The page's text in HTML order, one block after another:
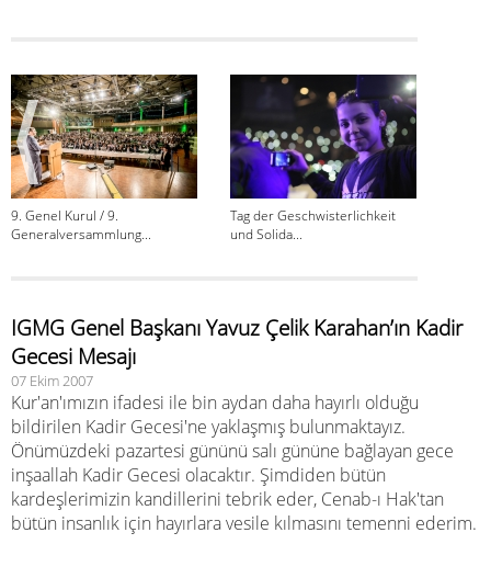
9. Genel Kurul / 9.
Generalversammlung...
Tag der Geschwisterlichkeit
und Solida...
IGMG Genel Başkanı Yavuz Çelik Karahan’ın Kadir
Gecesi Mesajı
07 Ekim 2007
Kur'an'ımızın ifadesi ile bin aydan daha hayırlı olduğu
bildirilen Kadir Gecesi'ne yaklaşmış bulunmaktayız.
Önümüzdeki pazartesi gününü salı gününe bağlayan gece
inşaallah Kadir Gecesi olacaktır. Şimdiden bütün
kardeşlerimizin kandillerini tebrik eder, Cenab-ı Hak'tan
bütün insanlık için hayırlara vesile kılmasını temenni ederim.